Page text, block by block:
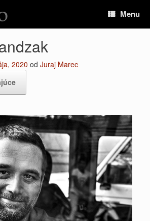
Menu
2020 od Juraj Marec